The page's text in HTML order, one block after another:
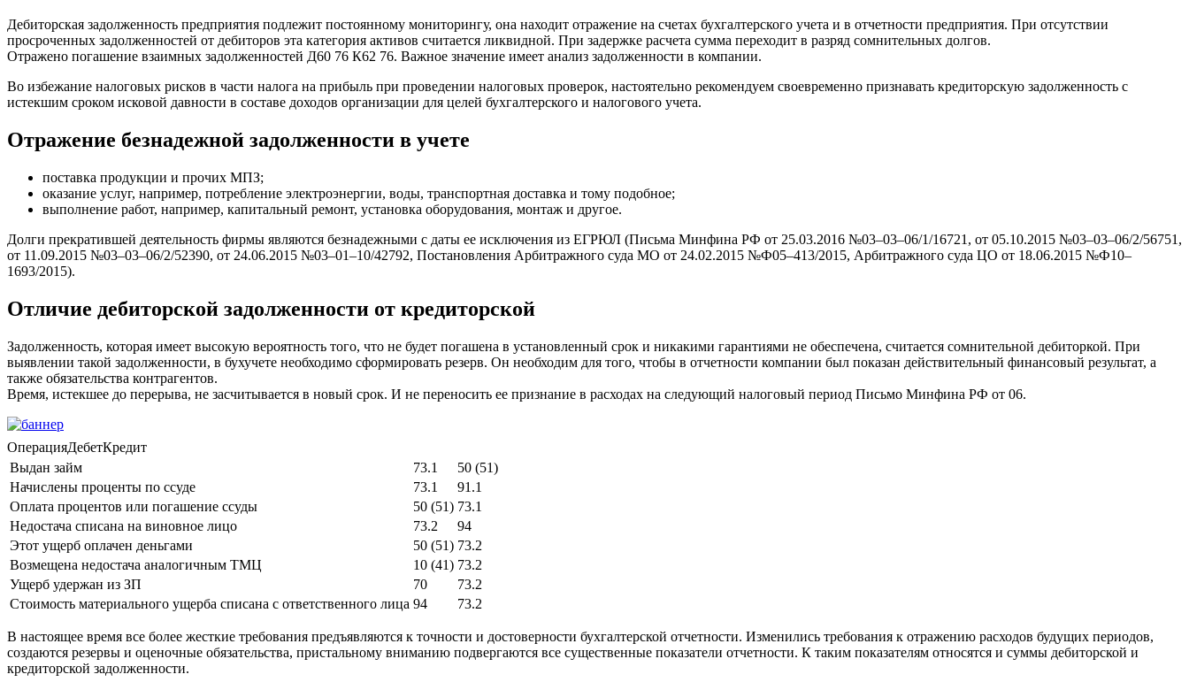
Дебиторская задолженность предприятия подлежит постоянному мониторингу, она находит отражение на счетах бухгалтерского учета и в отчетности предприятия. При отсутствии
просроченных задолженностей от дебиторов эта категория активов считается ликвидной. При задержке расчета сумма переходит в разряд сомнительных долгов.
Отражено погашение взаимных задолженностей Д60 76 К62 76. Важное значение имеет анализ задолженности в компании.
Во избежание налоговых рисков в части налога на прибыль при проведении налоговых проверок, настоятельно рекомендуем своевременно признавать кредиторскую задолженность с
истекшим сроком исковой давности в составе доходов организации для целей бухгалтерского и налогового учета.
Отражение безнадежной задолженности в учете
поставка продукции и прочих МПЗ;
оказание услуг, например, потребление электроэнергии, воды, транспортная доставка и тому подобное;
выполнение работ, например, капитальный ремонт, установка оборудования, монтаж и другое.
Долги прекратившей деятельность фирмы являются безнадежными с даты ее исключения из ЕГРЮЛ (Письма Минфина РФ от 25.03.2016 №03–03–06/1/16721, от 05.10.2015 №03–03–06/2/56751,
от 11.09.2015 №03–03–06/2/52390, от 24.06.2015 №03–01–10/42792, Постановления Арбитражного суда МО от 24.02.2015 №Ф05–413/2015, Арбитражного суда ЦО от 18.06.2015 №Ф10–
1693/2015).
Отличие дебиторской задолженности от кредиторской
Задолженность, которая имеет высокую вероятность того, что не будет погашена в установленный срок и никакими гарантиями не обеспечена, считается сомнительной дебиторкой. При
выявлении такой задолженности, в бухучете необходимо сформировать резерв. Он необходим для того, чтобы в отчетности компании был показан действительный финансовый результат, а
также обязательства контрагентов.
Время, истекшее до перерыва, не засчитывается в новый срок. И не переносить ее признание в расходах на следующий налоговый период Письмо Минфина РФ от 06.
ОперацияДебетКредит
Выдан займ
73.1
50 (51)
Начислены проценты по ссуде
73.1
91.1
Оплата процентов или погашение ссуды
50 (51) 73.1
Недостача списана на виновное лицо
73.2
94
Этот ущерб оплачен деньгами
50 (51) 73.2
Возмещена недостача аналогичным ТМЦ
10 (41) 73.2
Ущерб удержан из ЗП
70
73.2
Стоимость материального ущерба списана с ответственного лица 94 73.2
В настоящее время все более жесткие требования предъявляются к точности и достоверности бухгалтерской отчетности. Изменились требования к отражению расходов будущих периодов,
создаются резервы и оценочные обязательства, пристальному вниманию подвергаются все существенные показатели отчетности. К таким показателям относятся и суммы дебиторской и
кредиторской задолженности.